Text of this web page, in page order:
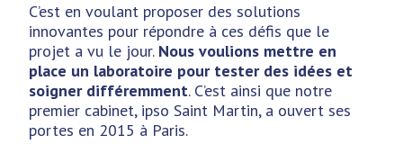
C’est en voulant proposer des solutions
innovantes pour répondre à ces défis que le
projet a vu le jour. Nous voulions mettre en
place un laboratoire pour tester des idées et
soigner différemment. C’est ainsi que notre
premier cabinet, ipso Saint Martin, a ouvert ses
portes en 2015 à Paris.